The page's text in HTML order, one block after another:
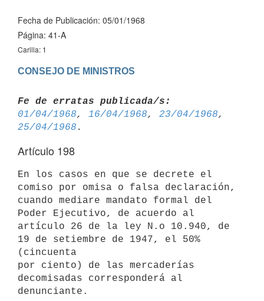
Fecha de Publicación: 05/01/1968
Página: 41-A
Carilla: 1
CONSEJO DE MINISTROS
Fe de erratas publicada/s:
01/04/1968, 16/04/1968, 23/04/1968
25/04/1968
Artículo 198
En los casos en que se decrete el
comiso por omisa o falsa declaración,
cuando mediare mandato formal del
Poder Ejecutivo, de acuerdo al
artículo 26 de la ley N.o 10.940, de
19 de setiembre de 1947, el 50%
(cincuenta
por ciento) de las mercaderías
decomisadas corresponderá al
denunciante.